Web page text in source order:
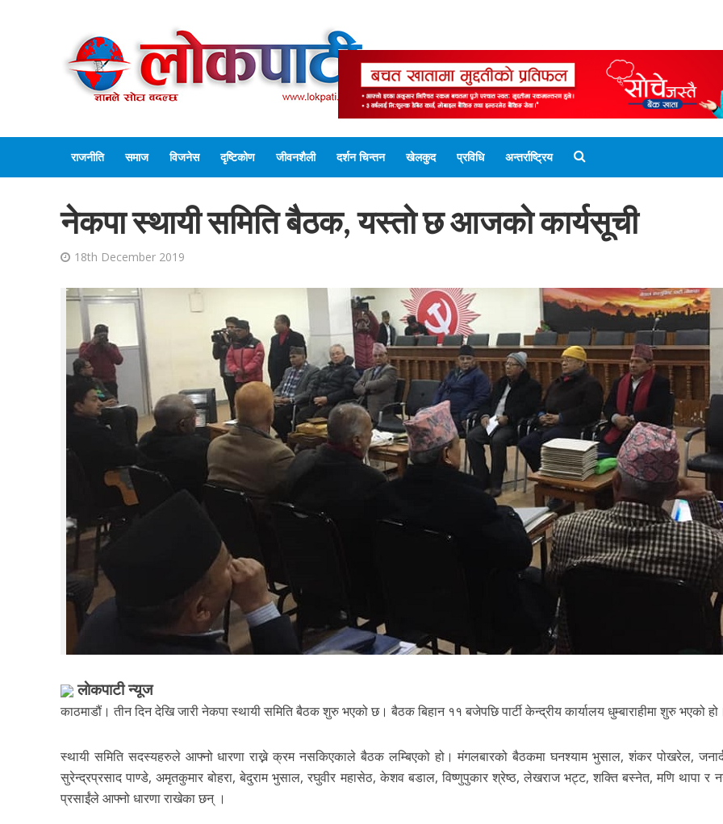
राजनीति समाज विजनेस दृष्टिकोण जीवनशैली दर्शन चिन्तन खेलकुद प्रविधि अन्तर्राष्ट्रिय
नेकपा स्थायी समिति बैठक, यस्तो छ आजको कार्यसूची
18th December 2019
लाेकपाटी न्यूज
काठमाडौं। तीन दिन देखि जारी नेकपा स्थायी समिति बैठक शुरु भएको छ। बैठक बिहान ११ बजेपछि पार्टी केन्द्रीय कार्यालय धुम्बाराहीमा शुरु भएको
स्थायी समिति सदस्यहरुले आफ्नो धारणा राख्ने क्रम नसकिएकाले बैठक लम्बिएको हो। मंगलबारको बैठकमा घनश्याम भुसाल, शंकर पोखरेल,
सुरेन्द्रप्रसाद पाण्डे, अमृतकुमार बोहरा, बेदुराम भुसाल, रघुवीर महासेठ, केशव बडाल, विष्णुपुकार श्रेष्ठ, लेखराज भट्ट, शक्ति बस्नेत, मणि थापा र
प्रसाईंले आफ्नो धारणा राखेका छन् ।